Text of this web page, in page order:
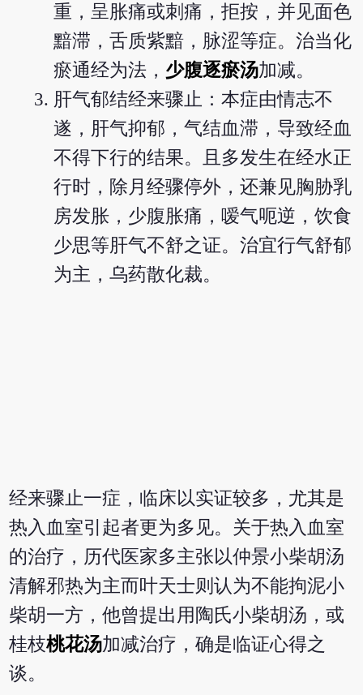
重，呈胀痛或刺痛，拒按，并见面色
黯滞，舌质紫黯，脉涩等症。治当化
瘀通经为法， 少腹逐瘀汤加减。
肝气郁结经来骤止：本症由情志不
遂，肝气抑郁，气结血滞，导致经血
不得下行的结果。且多发生在经水正
行时，除月经骤停外，还兼见胸胁乳
房发胀，少腹胀痛，嗳气呃逆，饮食
少思等肝气不舒之证。治宜行气舒郁
为主，乌药散化裁。
经来骤止一症，临床以实证较多，尤其是
热入血室引起者更为多见。关于热入血室
的治疗，历代医家多主张以仲景小柴胡汤
清解邪热为主而叶天士则认为不能拘泥小
柴胡一方，他曾提出用陶氏小柴胡汤，或
桂枝桃花汤加减治疗，确是临证心得之
谈。